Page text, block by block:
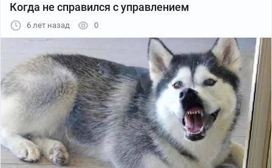
Когда не справился с управлением
6 лет назад 0